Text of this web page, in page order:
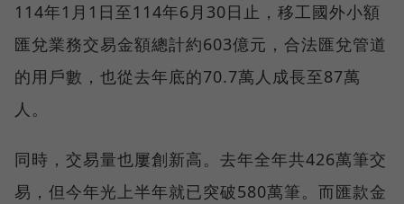
114年1月1日至114年6月30日止，移工國外小額
匯兌業務交易金額總計約603億元，合法匯兌管道
的用戶數，也從去年底的70.7萬人成長至87萬
人。
同時，交易量也屢創新高。去年全年共426萬筆交
易，但今年光上半年就已突破580萬筆。而匯款金